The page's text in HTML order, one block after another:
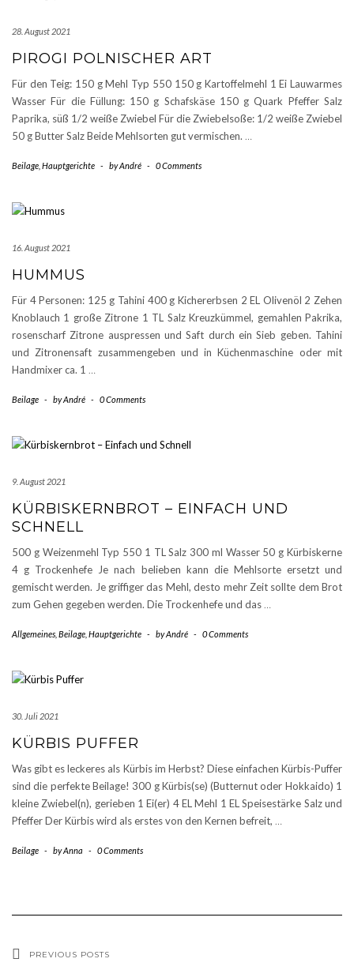
28. August 2021
PIROGI POLNISCHER ART
Für den Teig: 150 g Mehl Typ 550 150 g Kartoffelmehl 1 Ei Lauwarmes
Wasser Für die Füllung: 150 g Schafskäse 150 g Quark Pfeffer Salz
Paprika, süß 1/2 weiße Zwiebel Für die Zwiebelsoße: 1/2 weiße Zwiebel
50 g Butter Salz Beide Mehlsorten gut vermischen. …
Beilage Hauptgerichte - byAndré - 0 Comments
16. August 2021
HUMMUS
Für 4 Personen: 125 g Tahini 400 g Kichererbsen 2 EL Olivenöl 2 Zehen
Knoblauch 1 große Zitrone 1 TL Salz Kreuzkümmel, gemahlen Pakrika,
rosenscharf Zitrone auspressen und Saft durch ein Sieb geben. Tahini
und Zitronensaft zusammengeben und in Küchenmaschine oder mit
Handmixer ca. 1 …
Beilage - byAndré - 0 Comments
9. August 2021
KÜRBISKERNBROT – EINFACH UND
SCHNELL
500 g Weizenmehl Typ 550 1 TL Salz 300 ml Wasser 50 g Kürbiskerne
4 g Trockenhefe Je nach belieben kann die Mehlsorte ersetzt und
gemischt werden. Je griffiger das Mehl, desto mehr Zeit sollte dem Brot
zum Gehen gegeben werden. Die Trockenhefe und das …
Allgemeines Beilage Hauptgerichte - byAndré - 0 Comments
30. Juli 2021
KÜRBIS PUFFER
Was gibt es leckeres als Kürbis im Herbst? Diese einfachen Kürbis-Puffer
sind die perfekte Beilage! 300 g Kürbis(se) (Butternut oder Hokkaido) 1
kleine Zwiebel(n), gerieben 1 Ei(er) 4 EL Mehl 1 EL Speisestärke Salz und
Pfeffer Der Kürbis wird als erstes von den Kernen befreit, …
Beilage - byAnna - 0 Comments
PREVIOUS POSTS